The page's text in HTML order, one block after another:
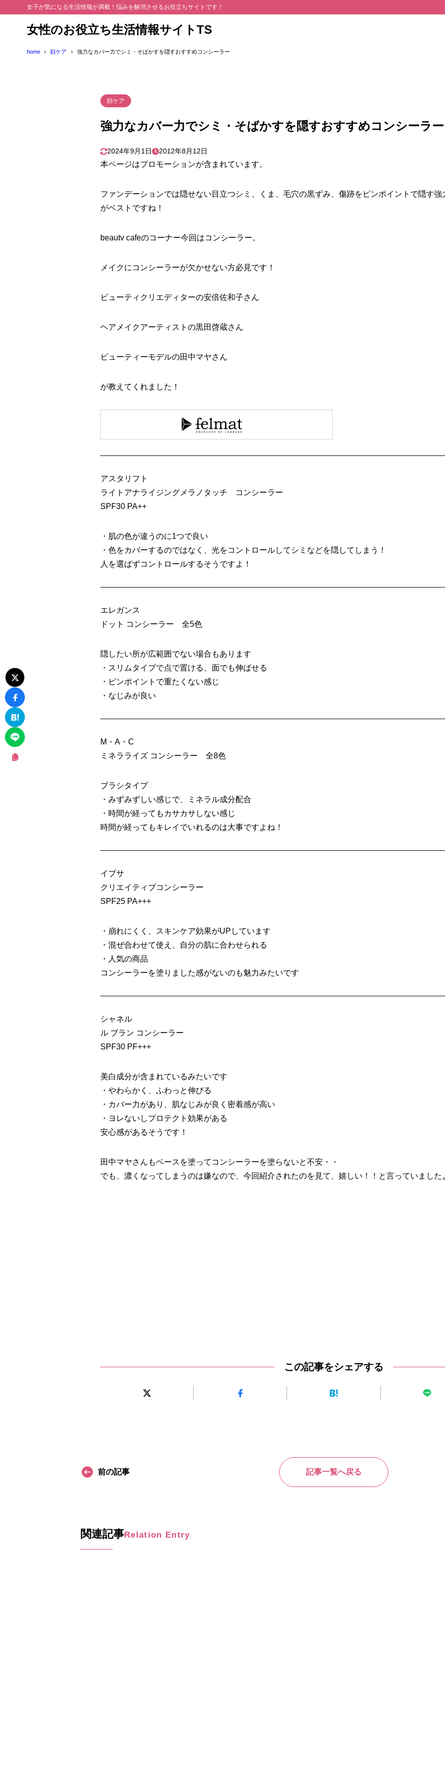
女子が気になる生活情報が満載！悩みを解消させるお役立ちサイトです！
女性のお役立ち生活情報サイトTS
home 顔ケア 強力なカバー力でシミ・そばかすを隠すおすすめコンシーラー
顔ケア
強力なカバー力でシミ・そばかすを隠すおすすめコンシーラー
2024年9月1日 2012年8月12日
本ページはプロモーションが含まれています。
ファンデーションでは隠せない目立つシミ、くま、毛穴の黒ずみ、傷跡をピンポイントで隠す
がベストですね！
beautv cafeのコーナー今回はコンシーラー。
メイクにコンシーラーが欠かせない方必見です！
ビューティクリエディターの安倍佐和子さん
ヘアメイクアーティストの黒田啓蔵さん
ビューティーモデルの田中マヤさん
が教えてくれました！
アスタリフト
ライトアナライジングメラノタッチ コンシーラー
SPF30 PA++
・肌の色が違うのに1つで良い
・色をカバーするのではなく、光をコントロールしてシミなどを隠してしまう！
人を選ばずコントロールするそうですよ！
エレガンス
ドット コンシーラー 全5色
隠したい所が広範囲でない場合もあります
・スリムタイプで点で置ける、面でも伸ばせる
・ピンポイントで重たくない感じ
・なじみが良い
M・A・C
ミネラライズ コンシーラー 全8色
ブラシタイプ
・みずみずしい感じで、ミネラル成分配合
・時間が経ってもカサカサしない感じ
時間が経ってもキレイでいれるのは大事ですよね！
イプサ
クリエイティブコンシーラー
SPF25 PA+++
・崩れにくく、スキンケア効果がUPしています
・混ぜ合わせて使え、自分の肌に合わせられる
・人気の商品
コンシーラーを塗りました感がないのも魅力みたいです
シャネル
ル ブラン コンシーラー
SPF30 PF+++
美白成分が含まれているみたいです
・やわらかく、ふわっと伸びる
・カバー力があり、肌なじみが良く密着感が高い
・ヨレないしプロテクト効果がある
安心感があるそうです！
田中マヤさんもベースを塗ってコンシーラーを塗らないと不安・・
でも、濃くなってしまうのは嫌なので、今回紹介されたのを見て、嬉しい！！と言っていまし
この記事をシェアする
前の記事 記事一覧へ戻る
関連記事Relation Entry